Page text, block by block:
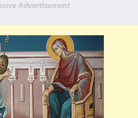
Advertisement